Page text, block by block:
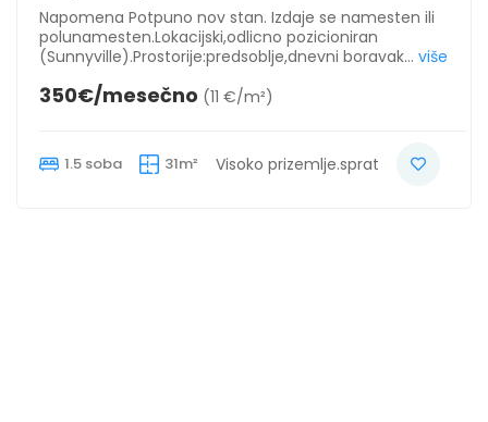
Napomena Potpuno nov stan. Izdaje se namesten ili
polunamesten.Lokacijski,odlicno pozicioniran
(Sunnyville).Prostorije:predsoblje,dnevni boravak... više
350€/mesečno (11 €/m²)
1.5 soba 31m² Visoko prizemlje.sprat